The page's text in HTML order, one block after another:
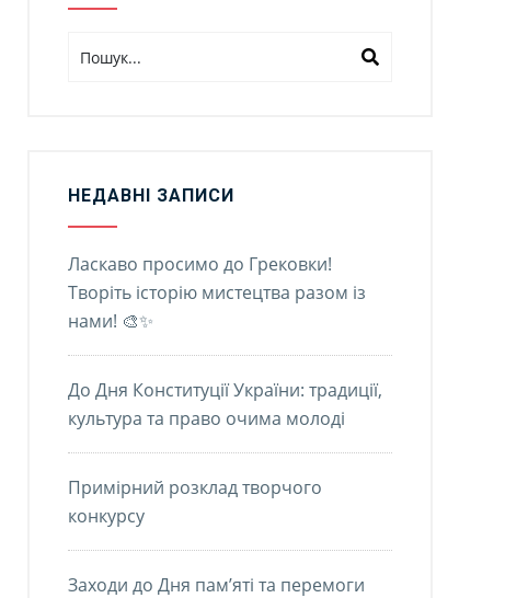
НЕДАВНІ ЗАПИСИ
Ласкаво просимо до Грековки!
Творіть історію мистецтва разом із
нами! 🎨✨
До Дня Конституції України: традиції,
культура та право очима молоді
Примірний розклад творчого
конкурсу
Заходи до Дня пам’яті та перемоги